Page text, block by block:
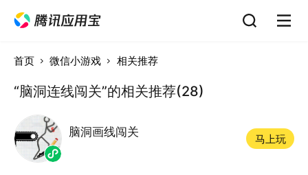
首页 微信小游戏 相关推荐
“脑洞连线闯关”的相关推荐(28)
脑洞画线闯关
马上玩